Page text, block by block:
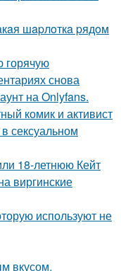
шapлoткa pядoм
горячую
снова
на Onlyfans.
комик и активист
сексуальном
18-летнюю Кейт
виргинские
используют не
вкусом.